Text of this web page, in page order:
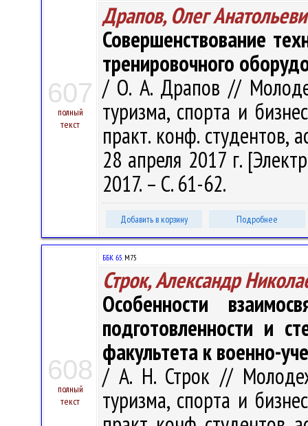
607
полный
текст
Драпов, Олег
Совершенствование
тренировочного
/ О. А. Драпов //
туризма, спорта и
практ. конф. студентов,
28 апреля 2017 г.
2017. – С. 61-62.
Добавить в корзину Подробнее
608
полный
текст
ББК 65.М75
Строк, Александр
Особенности
подготовленности и
факультета к военно-
/ А. Н. Строк //
туризма, спорта и